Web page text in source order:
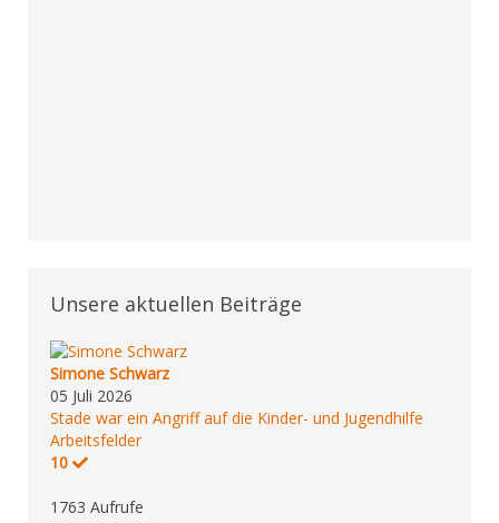
Unsere aktuellen Beiträge
Simone Schwarz
05 Juli 2026
Stade war ein Angriff auf die Kinder- und Jugendhilfe
Arbeitsfelder
10
1763 Aufrufe